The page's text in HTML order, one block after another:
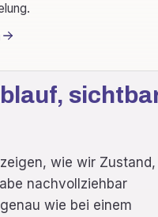
wie wir Zustand,
nachvollziehbar
wie bei einem